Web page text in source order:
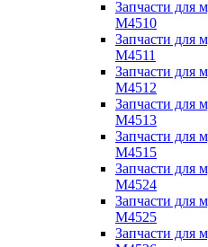
Запчасти для
M4510
Запчасти для
M4511
Запчасти для
M4512
Запчасти для
M4513
Запчасти для
M4515
Запчасти для
M4524
Запчасти для
M4525
Запчасти для